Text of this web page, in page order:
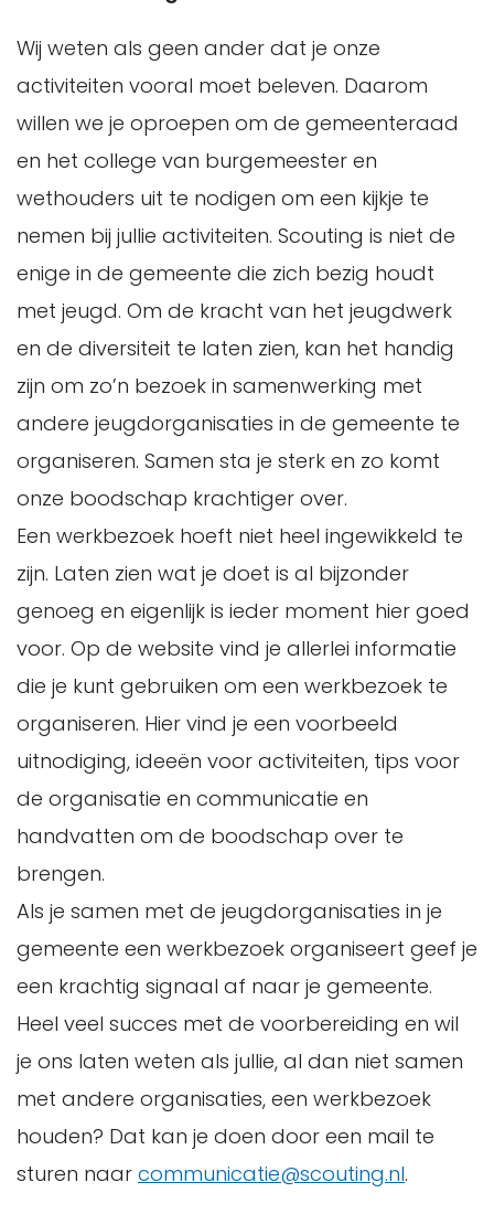
Wij weten als geen ander dat je onze
activiteiten vooral moet beleven. Daarom
willen we je oproepen om de gemeenteraad
en het college van burgemeester en
wethouders uit te nodigen om een kijkje te
nemen bij jullie activiteiten. Scouting is niet de
enige in de gemeente die zich bezig houdt
met jeugd. Om de kracht van het jeugdwerk
en de diversiteit te laten zien, kan het handig
zijn om zo’n bezoek in samenwerking met
andere jeugdorganisaties in de gemeente te
organiseren. Samen sta je sterk en zo komt
onze boodschap krachtiger over.
Een werkbezoek hoeft niet heel ingewikkeld te
zijn. Laten zien wat je doet is al bijzonder
genoeg en eigenlijk is ieder moment hier goed
voor. Op de website vind je allerlei informatie
die je kunt gebruiken om een werkbezoek te
organiseren. Hier vind je een voorbeeld
uitnodiging, ideeën voor activiteiten, tips voor
de organisatie en communicatie en
handvatten om de boodschap over te
brengen.
Als je samen met de jeugdorganisaties in je
gemeente een werkbezoek organiseert geef je
een krachtig signaal af naar je gemeente.
Heel veel succes met de voorbereiding en wil
je ons laten weten als jullie, al dan niet samen
met andere organisaties, een werkbezoek
houden? Dat kan je doen door een mail te
sturen naar communicatie@scouting.nl.